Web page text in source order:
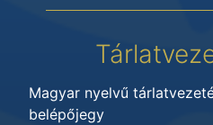
Magyar nyelvű
belépőjegy